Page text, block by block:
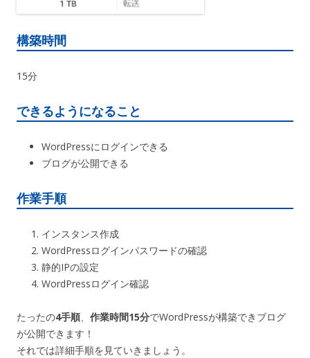
構築時間
15分
できるようになること
WordPressにログインできる
ブログが公開できる
作業手順
インスタンス作成
WordPressログインパスワードの確認
静的IPの設定
WordPressログイン確認
たったの4手順、 作業時間15分でWordPressが構築できブログ
が公開できます！
それでは詳細手順を見ていきましょう。